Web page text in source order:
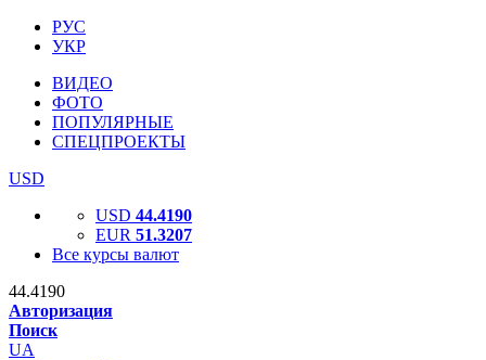
РУС
УКР
ВИДЕО
ФОТО
ПОПУЛЯРНЫЕ
СПЕЦПРОЕКТЫ
USD
USD 44.4190
EUR 51.3207
Все курсы валют
44.4190
Авторизация
Поиск
UA